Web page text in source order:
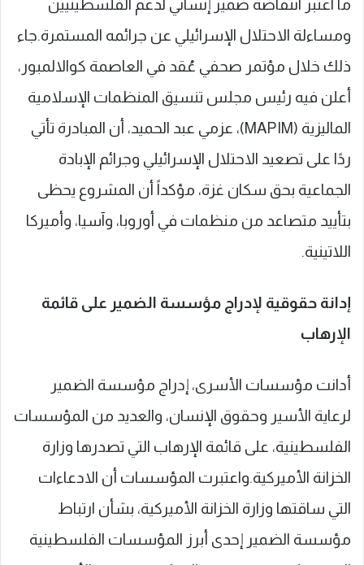
ما اعتُبر انتفاضة ضمير إنساني لدعم الفلسطينيين
ومساءلة الاحتلال الإسرائيلي عن جرائمه المستمرة.جاء
ذلك خلال مؤتمر صحفي عُقد في العاصمة كوالالمبور،
أعلن فيه رئيس مجلس تنسيق المنظمات الإسلامية
الماليزية (MAPIM)، عزمي عبد الحميد، أن المبادرة تأتي
ردًا على تصعيد الاحتلال الإسرائيلي وجرائم الإبادة
الجماعية بحق سكان غزة، مؤكداً أن المشروع يحظى
بتأييد متصاعد من منظمات في أوروبا، وآسيا، وأميركا
اللاتينية.
إدانة حقوقية لإدراج مؤسسة الضمير على قائمة
الإرهاب
أدانت مؤسسات الأسرى، إدراج مؤسسة الضمير
لرعاية الأسير وحقوق الإنسان، والعديد من المؤسسات
الفلسطينية، على قائمة الإرهاب التي تصدرها وزارة
الخزانة الأميركية.واعتبرت المؤسسات أن الادعاءات
التي ساقتها وزارة الخزانة الأميركية، بشأن ارتباط
مؤسسة الضمير إحدى أبرز المؤسسات الفلسطينية